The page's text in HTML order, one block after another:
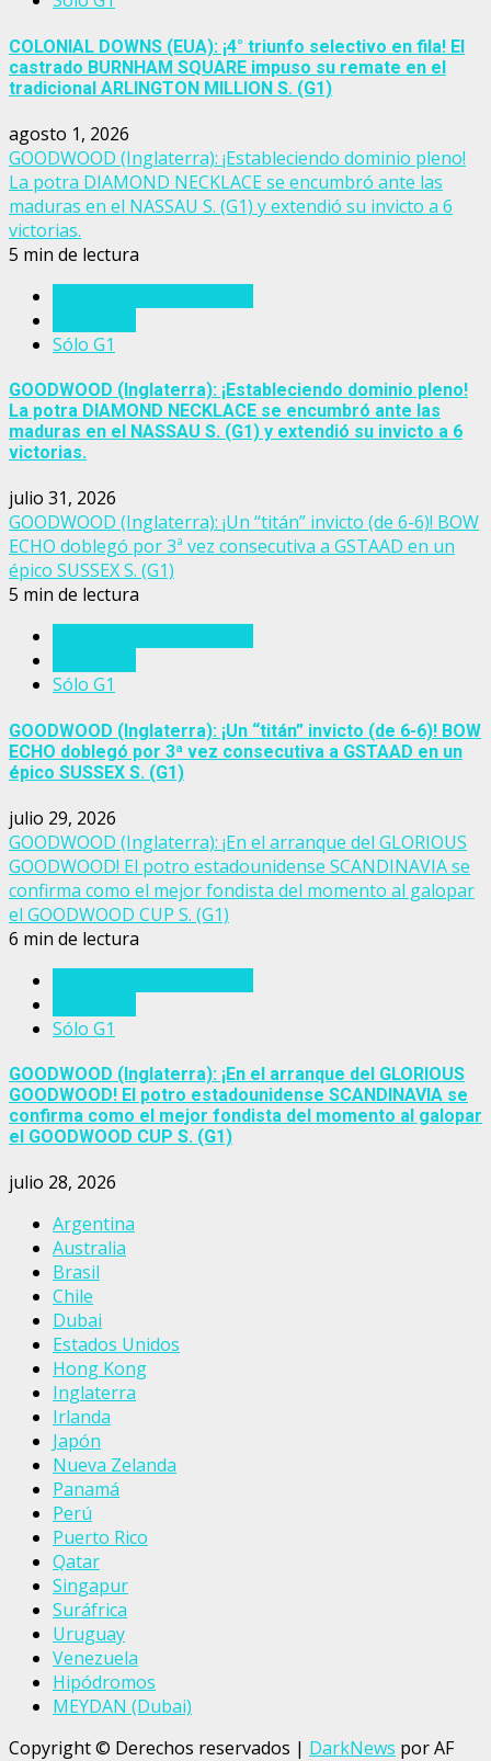
COLONIAL DOWNS (EUA): ¡4° triunfo selectivo en fila! El
castrado BURNHAM SQUARE impuso su remate en el
tradicional ARLINGTON MILLION S. (G1)
agosto 1, 2026
GOODWOOD (Inglaterra): ¡Estableciendo dominio pleno!
La potra DIAMOND NECKLACE se encumbró ante las
maduras en el NASSAU S. (G1) y extendió su invicto a 6
victorias.
5 min de lectura
Sólo G1
GOODWOOD (Inglaterra): ¡Estableciendo dominio pleno!
La potra DIAMOND NECKLACE se encumbró ante las
maduras en el NASSAU S. (G1) y extendió su invicto a 6
victorias.
julio 31, 2026
GOODWOOD (Inglaterra): ¡Un “titán” invicto (de 6-6)! BOW
ECHO doblegó por 3ª vez consecutiva a GSTAAD en un
épico SUSSEX S. (G1)
5 min de lectura
Sólo G1
GOODWOOD (Inglaterra): ¡Un “titán” invicto (de 6-6)! BOW
ECHO doblegó por 3ª vez consecutiva a GSTAAD en un
épico SUSSEX S. (G1)
julio 29, 2026
GOODWOOD (Inglaterra): ¡En el arranque del GLORIOUS
GOODWOOD! El potro estadounidense SCANDINAVIA se
confirma como el mejor fondista del momento al galopar
el GOODWOOD CUP S. (G1)
6 min de lectura
Sólo G1
GOODWOOD (Inglaterra): ¡En el arranque del GLORIOUS
GOODWOOD! El potro estadounidense SCANDINAVIA se
confirma como el mejor fondista del momento al galopar
el GOODWOOD CUP S. (G1)
julio 28, 2026
Argentina
Australia
Brasil
Chile
Dubai
Estados Unidos
Hong Kong
Inglaterra
Irlanda
Japón
Nueva Zelanda
Panamá
Perú
Puerto Rico
Qatar
Singapur
Suráfrica
Uruguay
Venezuela
Hipódromos
MEYDAN (Dubai)
Copyright © Derechos reservados | DarkNews por AF